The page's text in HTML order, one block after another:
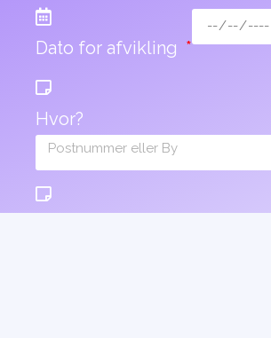
Dato for afvikling
Hvor?